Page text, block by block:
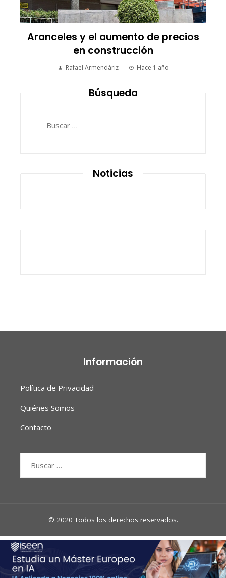
Aranceles y el aumento de precios
en construcción
Rafael Armendáriz Hace 1 año
Búsqueda
Noticias
Información
Política de Privacidad
Quiénes Somos
Contacto
© 2020 Todos los derechos reservados.